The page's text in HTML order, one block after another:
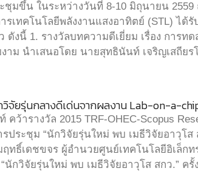
ชุมขึ้น ในระหว่างวันที่ 8-10 มิถุนายน
เทคโนโลยีพลังงานแสงอาทิตย์ (STL) ได้
ดังนี้ 1. รางวัลบทความดีเยี่ยม เรื่อง การ
าม นำเสนอโดย นายสุทธินันท์ เจริญเสถีย
วิจัยรุ่นกลางดีเด่นจากผลงาน Lab-on-a-
คว้ารางวัล 2015 TRF-OHEC-Scopus
รประชุม “นักวิจัยรุ่นใหม่ พบ เมธีวิจัยอาวุโ
ทธิ์เดชขจร ผู้อำนวยศูนย์เทคโนโลยีอิเล็ก
กวิจัยรุ่นใหม่ พบ เมธีวิจัยอาวุโส สกว.” ค